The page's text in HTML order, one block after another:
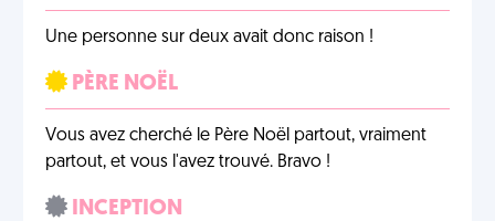
Une personne sur deux avait donc raison !
PÈRE NOËL
Vous avez cherché le Père Noël partout, vraiment
partout, et vous l'avez trouvé. Bravo !
INCEPTION